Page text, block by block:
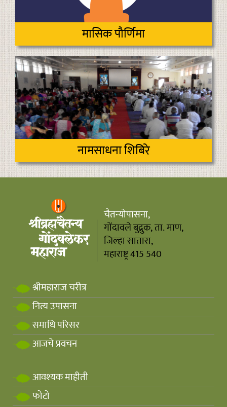
मासिक पौर्णिमा
नामसाधना शिबिरे
चैतन्योपासना,
गोंदावले बुद्रुक, ता. माण,
जिल्हा सातारा,
महाराष्ट्र 415 540
श्रीमहाराज चरीत्र
नित्य उपासना
समाधि परिसर
आजचे प्रवचन
आवश्यक माहीती
फोटो